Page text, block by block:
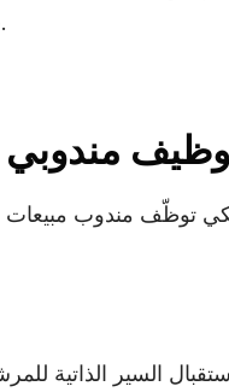
فستستمتع بإنتاجية عالية لفريق المبيعات.
السير الذاتية